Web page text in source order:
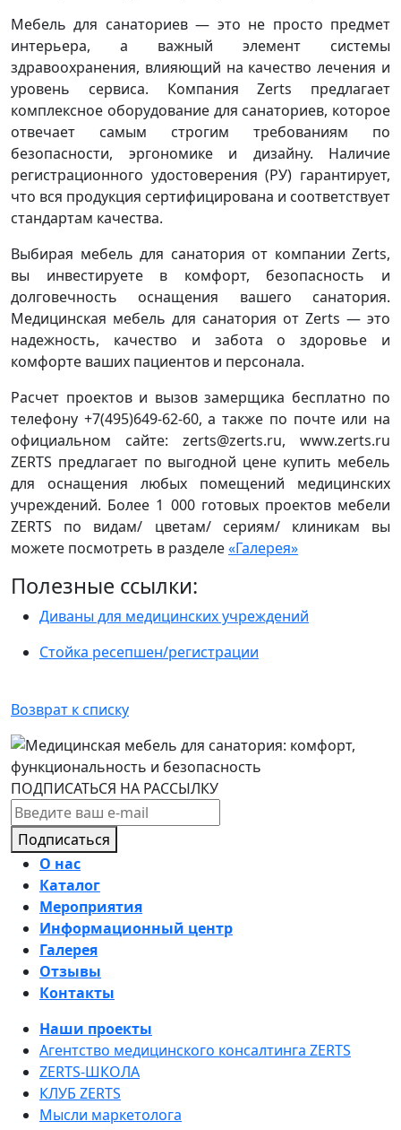
Мебель для санаториев — это не просто предмет
интерьера, а важный элемент системы
здравоохранения, влияющий на качество лечения и
уровень сервиса. Компания Zerts предлагает
комплексное оборудование для санаториев, которое
отвечает самым строгим требованиям по
безопасности, эргономике и дизайну. Наличие
регистрационного удостоверения (РУ) гарантирует,
что вся продукция сертифицирована и соответствует
стандартам качества.
Выбирая мебель для санатория от компании Zerts,
вы инвестируете в комфорт, безопасность и
долговечность оснащения вашего санатория.
Медицинская мебель для санатория от Zerts — это
надежность, качество и забота о здоровье и
комфорте ваших пациентов и персонала.
Расчет проектов и вызов замерщика бесплатно по
телефону +7(495)649-62-60, а также по почте или на
официальном сайте: zerts@zerts.ru, www.zerts.ru
ZERTS предлагает по выгодной цене купить мебель
для оснащения любых помещений медицинских
учреждений. Более 1 000 готовых проектов мебели
ZERTS по видам/ цветам/ сериям/ клиникам вы
можете посмотреть в разделе«Галерея»
Полезные ссылки:
Диваны для медицинских учреждений
Стойка ресепшен/регистрации
Возврат к списку
ПОДПИСАТЬСЯ НА РАССЫЛКУ
Подписаться
О нас
Каталог
Мероприятия
Информационный центр
Галерея
Отзывы
Контакты
Наши проекты
Агентство медицинского консалтинга ZERTS
ZERTS-ШКОЛА
КЛУБ ZERTS
Мысли маркетолога